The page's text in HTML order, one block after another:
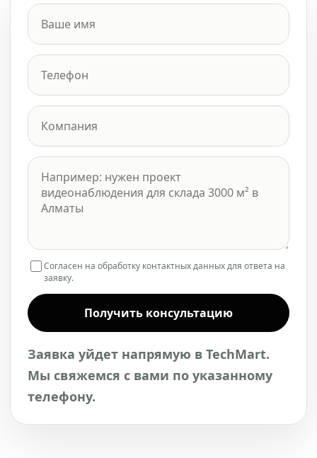
Согласен на обработку контактных данных для ответа на
заявку.
Получить консультацию
Заявка уйдет напрямую в TechMart.
Мы свяжемся с вами по указанному
телефону.